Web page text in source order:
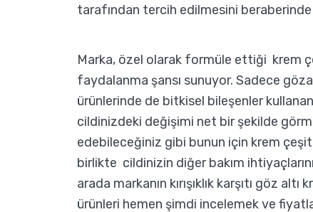
tarafından tercih edilmesini
Marka, özel olarak formüle ettiği krem
faydalanma şansı sunuyor. Sadece
ürünlerinde de bitkisel bileşenler
cildinizdeki değişimi net bir şekilde
edebileceğiniz gibi bunun için krem
birlikte cildinizin diğer bakım
arada markanın kırışıklık karşıtı göz
ürünleri hemen şimdi incelemek ve